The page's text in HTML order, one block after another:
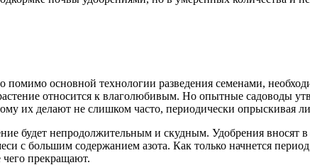
основной технологии разведения семенами,
относится к влаголюбивым. Но опытные садоводы
их делают не слишком часто, периодически опрыскивая
будет непродолжительным и скудным. Удобрения вносят
с большим содержанием азота. Как только начнется
прекращают.